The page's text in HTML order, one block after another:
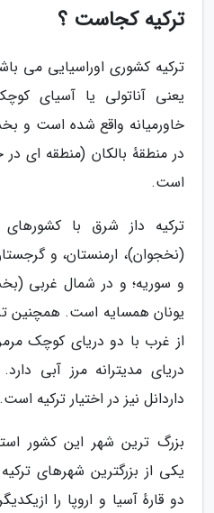
ترکیه کجاست ؟
ترکیه کشوری اوراسیایی می
یعنی آناتولی یا آسیای
خاورمیانه واقع شده است و
در منطقهٔ بالکان (منطقه ای
است.
ترکیه داز شرق با کشورهای
(نخجوان)، ارمنستان، و
و سوریه؛ و در شمال غربی
یونان همسایه است. همچنین
از غرب با دو دریای کوچک
دریای مدیترانه مرز آبی
داردانل نیز در اختیار ترکیه است.
بزرگ ترین شهر این کشور
یکی از بزرگترین شهرهای
دو قارهٔ آسیا و اروپا را